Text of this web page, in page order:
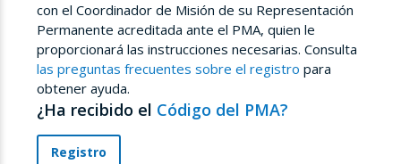
con el Coordinador de Misión de su Representación
Permanente acreditada ante el PMA, quien le
proporcionará las instrucciones necesarias. Consulta
las preguntas frecuentes sobre el registro para
obtener ayuda.
¿Ha recibido el Código del PMA?
Registro